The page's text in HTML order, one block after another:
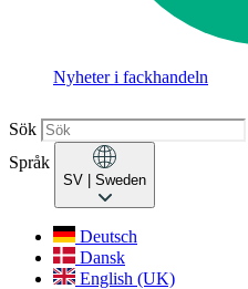
Nyheter i fackhandeln
Sök
Språk
SV | Sweden
Deutsch
Dansk
English (UK)